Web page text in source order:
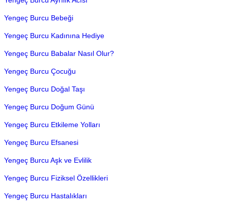
Yengeç Burcu Bebeği
Yengeç Burcu Kadınına Hediye
Yengeç Burcu Babalar Nasıl Olur?
Yengeç Burcu Çocuğu
Yengeç Burcu Doğal Taşı
Yengeç Burcu Doğum Günü
Yengeç Burcu Etkileme Yolları
Yengeç Burcu Efsanesi
Yengeç Burcu Aşk ve Evlilik
Yengeç Burcu Fiziksel Özellikleri
Yengeç Burcu Hastalıkları